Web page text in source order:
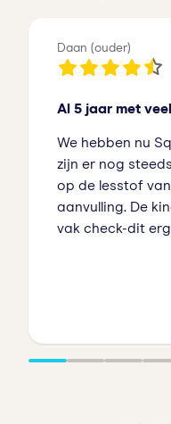
Daan (ouder)
Al 5 jaar met
We hebben nu
zijn er nog
op de lesstof
aanvulling. De
vak check-dit erg